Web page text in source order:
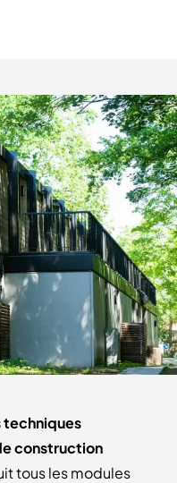
construction
tous les modules